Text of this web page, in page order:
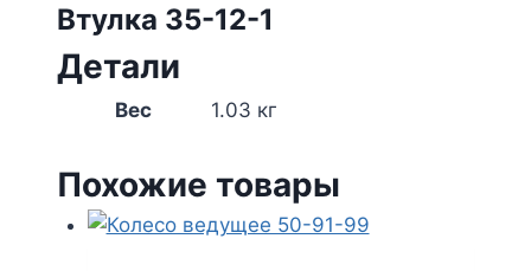
Втулка 35-12-1
Детали
Вес 1.03 кг
Похожие товары